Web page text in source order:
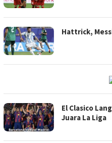
Hattrick,
El Clasico
Juara La Liga